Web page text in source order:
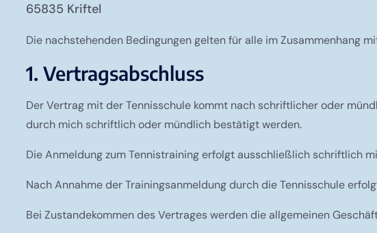
65835 Kriftel
Die nachstehenden Bedingungen gelten für alle im Zusammenhang
1. Vertragsabschluss
Der Vertrag mit der Tennisschule kommt nach schriftlicher oder
durch mich schriftlich oder mündlich bestätigt werden.
Die Anmeldung zum Tennistraining erfolgt ausschließlich schriftlich
Nach Annahme der Trainingsanmeldung durch die Tennisschule
Bei Zustandekommen des Vertrages werden die allgemeinen